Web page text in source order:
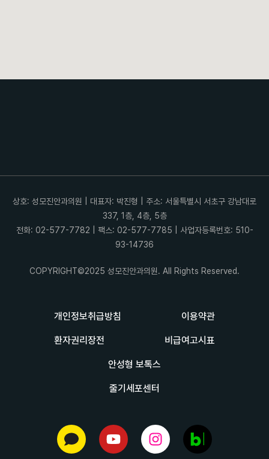
개인정보취급방침 이용약관
환자권리장전 비급여고시표
안성형 보톡스
줄기세포센터
상호: 성모진안과의원 | 대표자: 박진형 | 주소: 서울특별시 서초구 강남대로
337, 1층, 4층, 5층
전화: 02-577-7782 | 팩스: 02-577-7785 | 사업자등록번호: 510-
93-14736
COPYRIGHT©2025 성모진안과의원. All Rights Reserved.